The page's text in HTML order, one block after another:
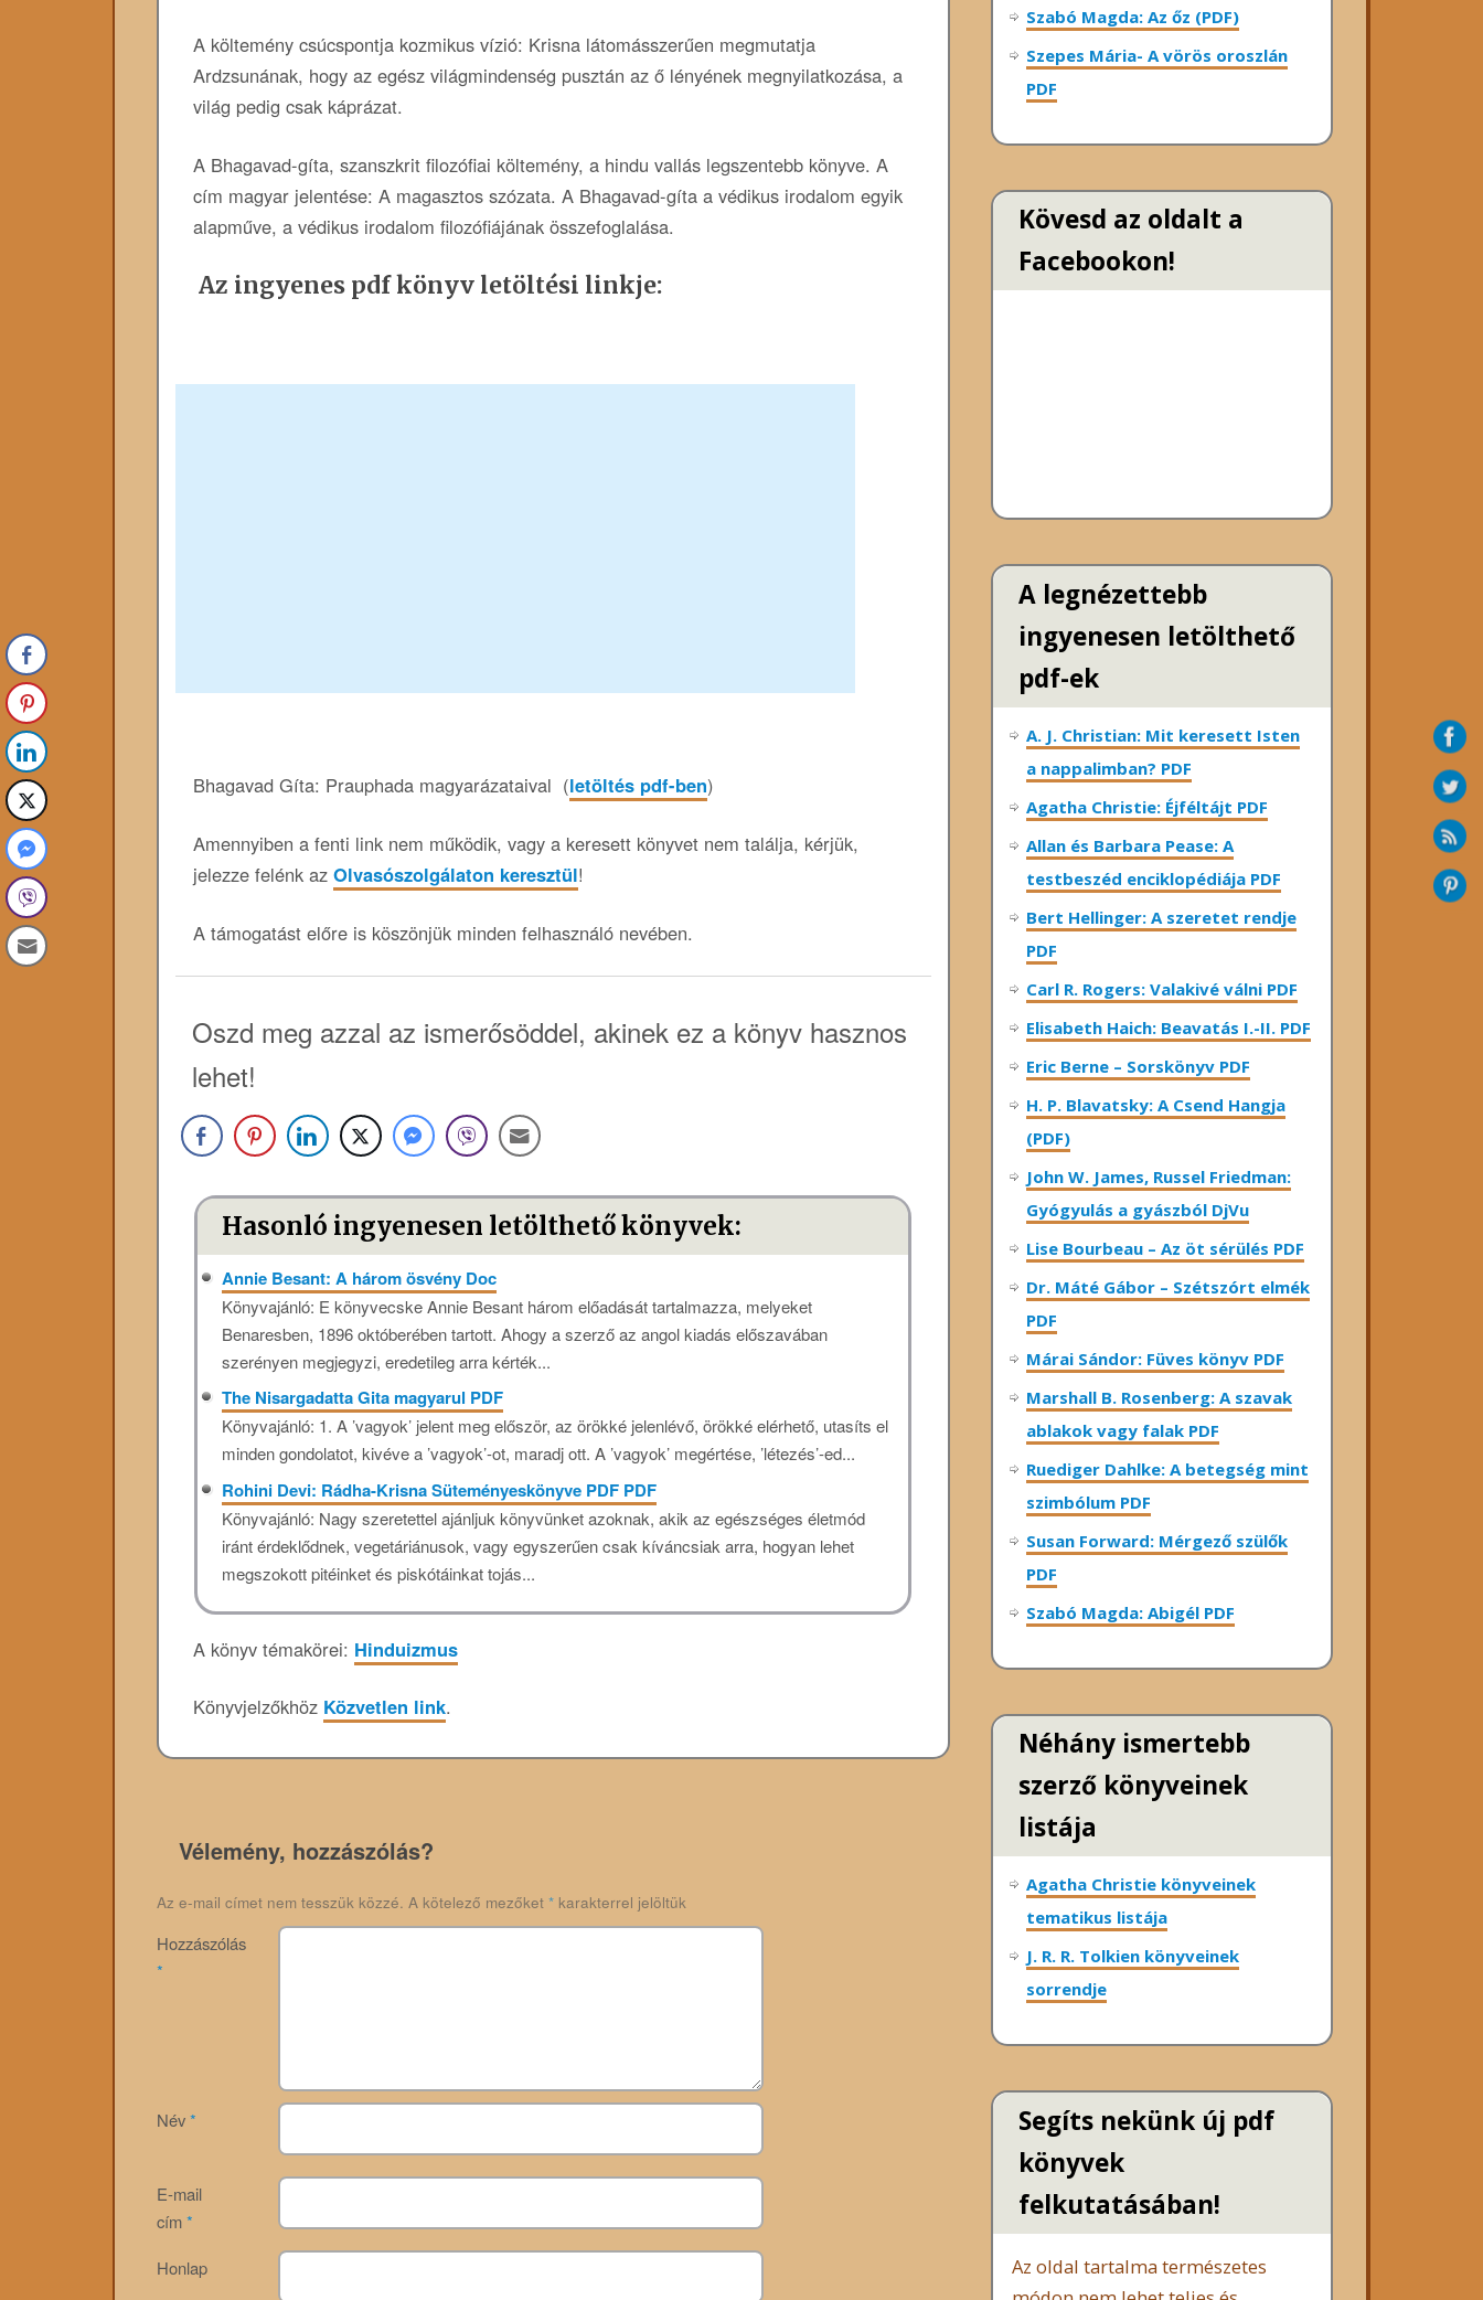
A költemény csúcspontja kozmikus vízió: Krisna látomásszerűen megmutatja
Ardzsunának, hogy az egész világmindenség pusztán az ő lényének megnyilatkozása, a
világ pedig csak káprázat.
A Bhagavad-gíta, szanszkrit filozófiai költemény, a hindu vallás legszentebb könyve. A
cím magyar jelentése: A magasztos szózata. A Bhagavad-gíta a védikus irodalom egyik
alapműve, a védikus irodalom filozófiájának összefoglalása.
Az ingyenes pdf könyv letöltési linkje:
Bhagavad Gíta: Prauphada magyarázataival (letöltés pdf-ben)
Amennyiben a fenti link nem működik, vagy a keresett könyvet nem találja, kérjük,
jelezze felénk az Olvasószolgálaton keresztül!
A támogatást előre is köszönjük minden felhasználó nevében.
Oszd meg azzal az ismerősöddel, akinek ez a könyv hasznos
lehet!
Hasonló ingyenesen letölthető könyvek:
Annie Besant: A három ösvény Doc
Könyvajánló: E könyvecske Annie Besant három előadását tartalmazza, melyeket
Benaresben, 1896 októberében tartott. Ahogy a szerző az angol kiadás előszavában
szerényen megjegyzi, eredetileg arra kérték...
The Nisargadatta Gita magyarul PDF
Könyvajánló: 1. A ’vagyok’ jelent meg először, az örökké jelenlévő, örökké elérhető, utasíts el
minden gondolatot, kivéve a ’vagyok’-ot, maradj ott. A ’vagyok’ megértése, ’létezés’-ed...
Rohini Devi: Rádha-Krisna Süteményeskönyve PDF PDF
Könyvajánló: Nagy szeretettel ajánljuk könyvünket azoknak, akik az egészséges életmód
iránt érdeklődnek, vegetáriánusok, vagy egyszerűen csak kíváncsiak arra, hogyan lehet
megszokott pitéinket és piskótáinkat tojás...
A könyv témakörei: Hinduizmus
Könyvjelzőkhöz Közvetlen link.
Vélemény, hozzászólás?
Az e-mail címet nem tesszük közzé. A kötelező mezőket *karakterrel jelöltük
Hozzászólás
*
Név*
E-mail
cím*
Honlap
Szabó Magda: Az őz (PDF)
Szepes Mária- A vörös oroszlán
PDF
Kövesd az oldalt a
Facebookon!
A legnézettebb
ingyenesen letölthető
pdf-ek
A. J. Christian: Mit keresett Isten
a nappalimban? PDF
Agatha Christie: Éjféltájt PDF
Allan és Barbara Pease: A
testbeszéd enciklopédiája PDF
Bert Hellinger: A ​szeretet rendje
PDF
Carl R. Rogers: Valakivé válni PDF
Elisabeth Haich: Beavatás I.-II. PDF
Eric Berne – Sorskönyv PDF
H. P. Blavatsky: A Csend Hangja
(PDF)
John W. James, Russel Friedman:
Gyógyulás a gyászból DjVu
Lise Bourbeau – Az öt sérülés PDF
Dr. Máté Gábor – Szétszórt elmék
PDF
Márai Sándor: Füves könyv PDF
Marshall B. Rosenberg: A szavak
ablakok vagy falak PDF
Ruediger Dahlke: A betegség mint
szimbólum PDF
Susan Forward: Mérgező szülők
PDF
Szabó Magda: Abigél PDF
Néhány ismertebb
szerző könyveinek
listája
Agatha Christie könyveinek
tematikus listája
J. R. R. Tolkien könyveinek
sorrendje
Segíts nekünk új pdf
könyvek
felkutatásában!
Az oldal tartalma természetes